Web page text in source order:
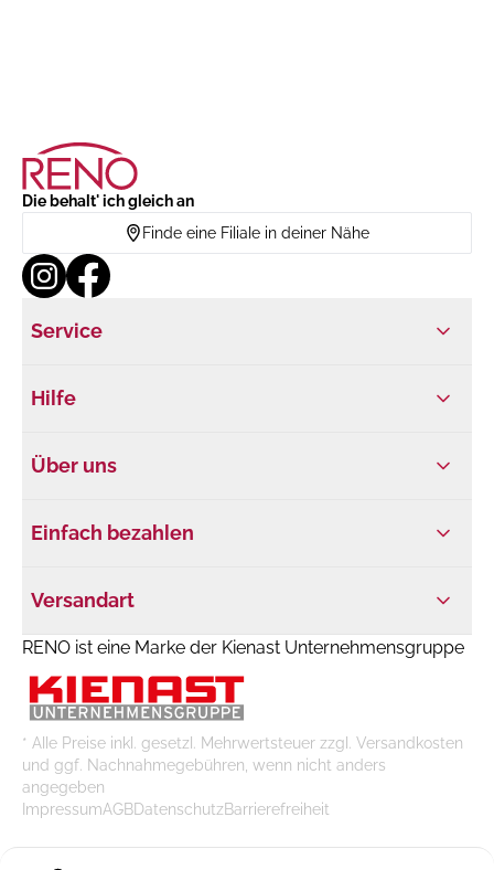
Die behalt' ich gleich an
Finde eine Filiale in deiner Nähe
Service
Hilfe
Über uns
Einfach bezahlen
Versandart
RENO ist eine Marke der Kienast Unternehmensgruppe
* Alle Preise inkl. gesetzl. Mehrwertsteuer zzgl. Versandkosten
und ggf. Nachnahmegebühren, wenn nicht anders
angegeben
ImpressumAGBDatenschutzBarrierefreiheit